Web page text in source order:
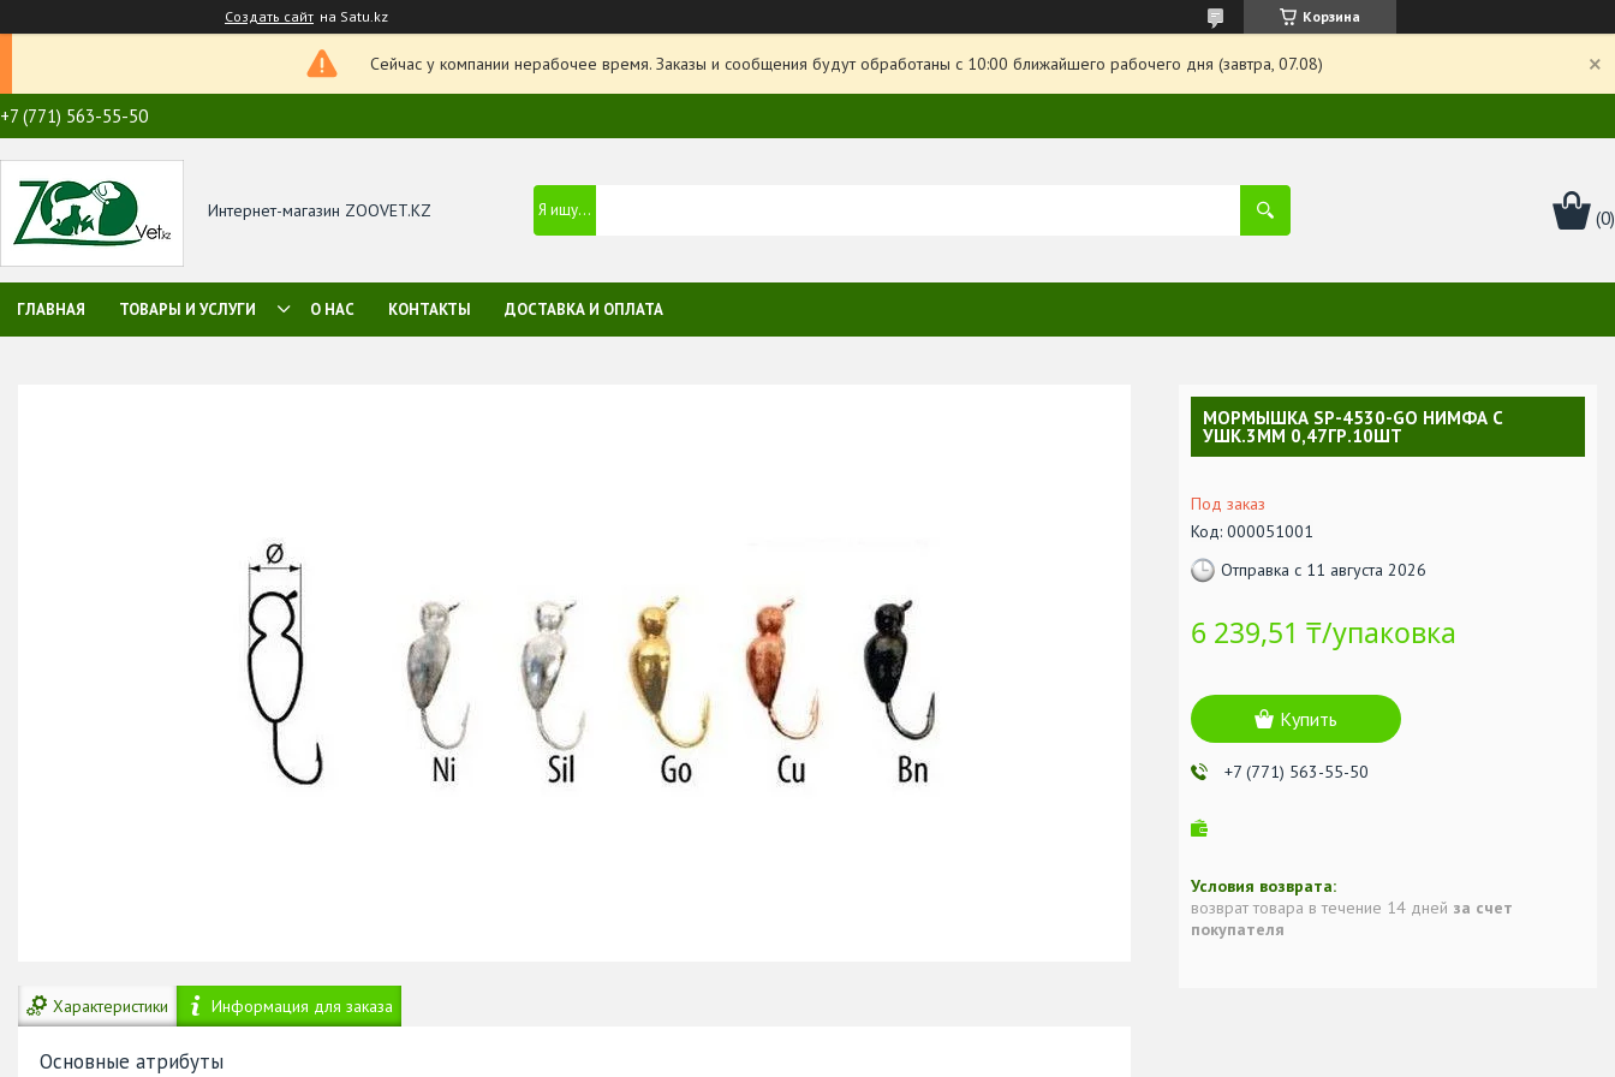
Создать сайт на Satu.kz Корзина
Сейчас у компании нерабочее время. Заказы и сообщения будут обработаны с 10:00 ближайшего рабочего дня (завтра, 07.08)
+7 (771) 563-55-50
Интернет-магазин ZOOVET.KZ
ГЛАВНАЯ ТОВАРЫ И УСЛУГИ О НАС КОНТАКТЫ ДОСТАВКА И ОПЛАТА
Характеристики Информация для заказа
Основные атрибуты
МОРМЫШКА SP-4530-GO HИМФА С
УШК.3ММ 0,47ГР.10ШТ
Под заказ
Код: 000051001
Отправка с 11 августа 2026
6 239,51 ₸/упаковка
Купить
+7 (771) 563-55-50
возврат товара в течение 14 дней за счет
покупателя